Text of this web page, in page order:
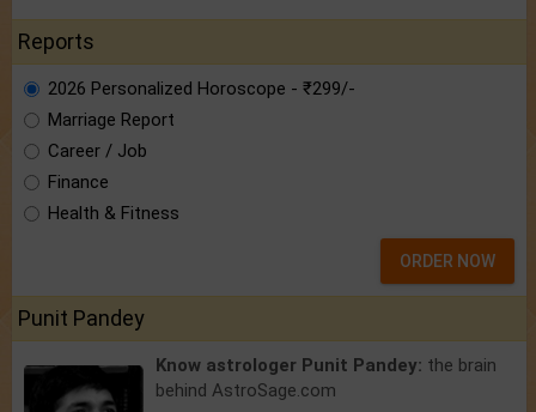
Reports
2026 Personalized Horoscope - ₹299/-
Marriage Report
Career / Job
Finance
Health & Fitness
ORDER NOW
Punit Pandey
Know astrologer Punit Pandey: the brain
behind AstroSage.com